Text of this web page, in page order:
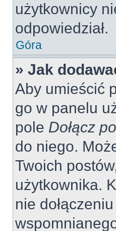
użytkownicy
odpowiedział.
Góra
» Jak
Aby umieścić
go w panelu
pole Dołącz
do niego.
Twoich
użytkownika.
nie